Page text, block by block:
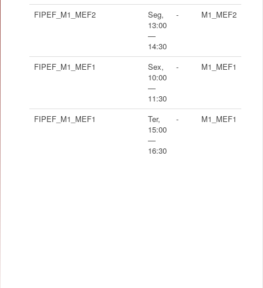
FIPEF_M1_MEF2
Seg,
13:00
—
14:30
- M1_MEF2
FIPEF_M1_MEF1
Sex,
10:00
—
11:30
- M1_MEF1
FIPEF_M1_MEF1
Ter,
15:00
—
16:30
- M1_MEF1